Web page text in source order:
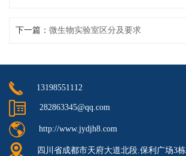
下一篇 微生物实验室区分及要求
13198551112
282863345@qq.com
http://www.jydjh8.com
四川省成都市天府大道北段.保利广场3栋